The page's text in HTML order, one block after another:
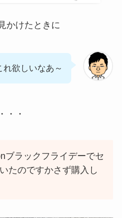
かけたときに
れ欲しいなあ～
・・
ブラックフライデーでセ
たのですかさず購入し